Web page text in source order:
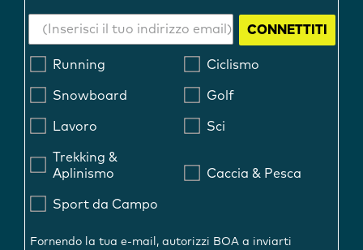
CONNETTITI
Running Ciclismo
Snowboard Golf
Lavoro Sci
Trekking &
Aplinismo
Caccia & Pesca
Sport da Campo
Fornendo la tua e-mail, autorizzi BOA a inviarti